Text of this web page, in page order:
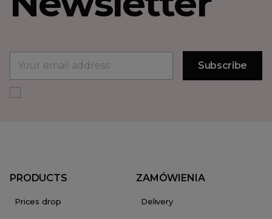
PRODUCTS
Prices drop
ZAMÓWIENIA
Delivery